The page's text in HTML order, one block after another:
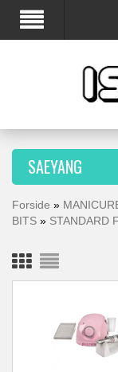
SAEYANG
Forside »
BITS » STANDARD